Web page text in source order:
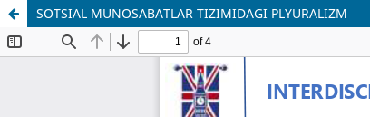
SOTSIAL MUNOSABATLAR TIZIMIDAGI PLYURALIZM